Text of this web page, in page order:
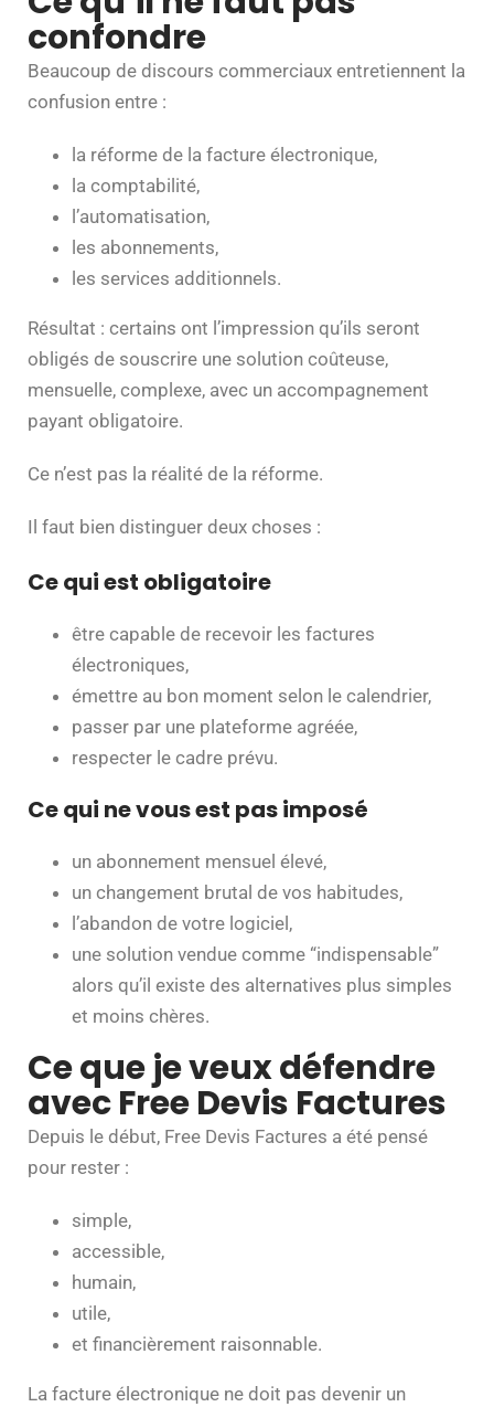
confondre
Beaucoup de discours commerciaux entretiennent la
confusion entre :
la réforme de la facture électronique,
la comptabilité,
l’automatisation,
les abonnements,
les services additionnels.
Résultat : certains ont l’impression qu’ils seront
obligés de souscrire une solution coûteuse,
mensuelle, complexe, avec un accompagnement
payant obligatoire.
Ce n’est pas la réalité de la réforme.
Il faut bien distinguer deux choses :
Ce qui est obligatoire
être capable de recevoir les factures
électroniques,
émettre au bon moment selon le calendrier,
passer par une plateforme agréée,
respecter le cadre prévu.
Ce qui ne vous est pas imposé
un abonnement mensuel élevé,
un changement brutal de vos habitudes,
l’abandon de votre logiciel,
une solution vendue comme “indispensable”
alors qu’il existe des alternatives plus simples
et moins chères.
Ce que je veux défendre
avec Free Devis Factures
Depuis le début, Free Devis Factures a été pensé
pour rester :
simple,
accessible,
humain,
utile,
et financièrement raisonnable.
La facture électronique ne doit pas devenir un